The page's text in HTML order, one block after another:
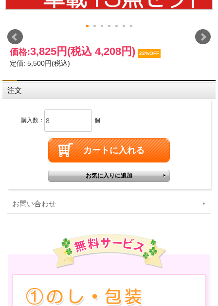
価格:3,825円 (税込 4,208円) 23%OFF
定価: 5,500円(税込)
注文
購入数： 個
お問い合わせ